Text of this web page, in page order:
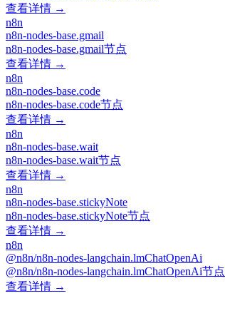
查看详情 →
n8n
n8n-nodes-base.gmail
n8n-nodes-base.gmail节点
查看详情 →
n8n
n8n-nodes-base.code
n8n-nodes-base.code节点
查看详情 →
n8n
n8n-nodes-base.wait
n8n-nodes-base.wait节点
查看详情 →
n8n
n8n-nodes-base.stickyNote
n8n-nodes-base.stickyNote节点
查看详情 →
n8n
@n8n/n8n-nodes-langchain.lmChatOpenAi
@n8n/n8n-nodes-langchain.lmChatOpenAi节点
查看详情 →